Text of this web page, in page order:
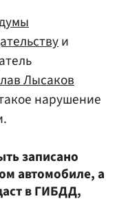
и
Лысаков
нарушение
записано
автомобиле, а
в ГИБДД,